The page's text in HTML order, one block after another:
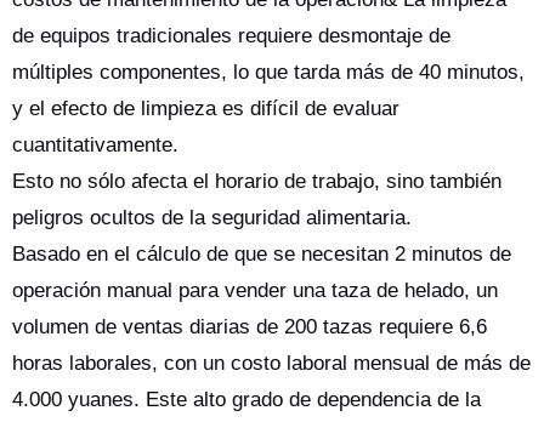
de equipos tradicionales requiere desmontaje de
múltiples componentes, lo que tarda más de 40 minutos,
y el efecto de limpieza es difícil de evaluar
cuantitativamente.
Esto no sólo afecta el horario de trabajo, sino también
peligros ocultos de la seguridad alimentaria.
Basado en el cálculo de que se necesitan 2 minutos de
operación manual para vender una taza de helado, un
volumen de ventas diarias de 200 tazas requiere 6,6
horas laborales, con un costo laboral mensual de más de
4.000 yuanes. Este alto grado de dependencia de la